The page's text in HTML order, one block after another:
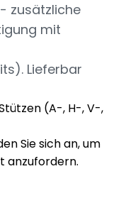
zusätzliche
mit
Lieferbar
(A-, H-, V-,
Sie sich an, um
anzufordern.